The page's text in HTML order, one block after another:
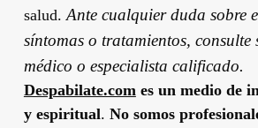
salud.Ante cualquier duda sobre
síntomas o tratamientos, consulte
médico o especialista calificado.
Despabilate.comes un medio de
y espiritual. No somos